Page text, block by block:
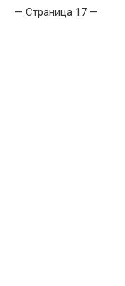
— Страница 17 —